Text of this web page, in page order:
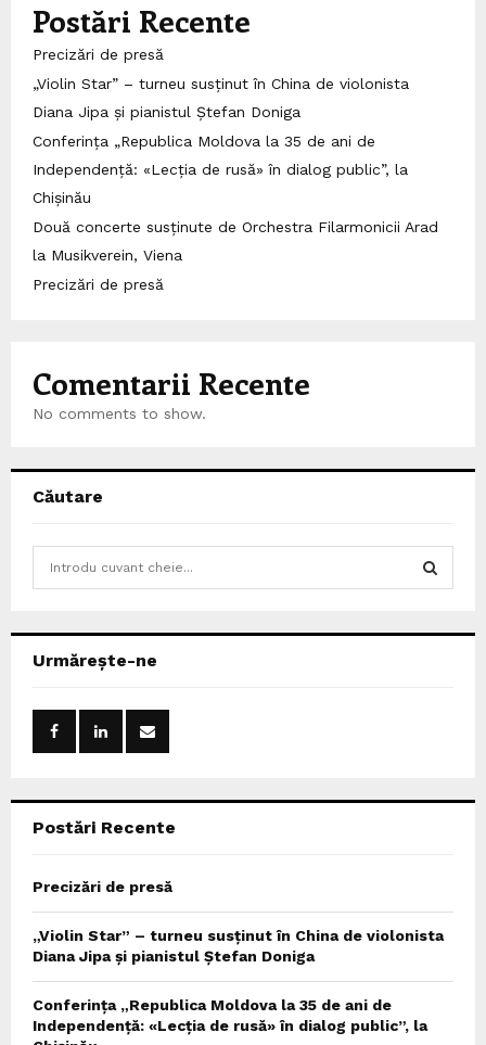
Postări Recente
Precizări de presă
„Violin Star” – turneu susținut în China de violonista
Diana Jipa și pianistul Ștefan Doniga
Conferința „Republica Moldova la 35 de ani de
Independență: «Lecția de rusă» în dialog public”, la
Chișinău
Două concerte susținute de Orchestra Filarmonicii Arad
la Musikverein, Viena
Precizări de presă
Comentarii Recente
No comments to show.
Căutare
h
Urmărește-ne
Postări Recente
Precizări de presă
„Violin Star” – turneu susținut în China de violonista
Diana Jipa și pianistul Ștefan Doniga
Conferința „Republica Moldova la 35 de ani de
Independență: «Lecția de rusă» în dialog public”, la